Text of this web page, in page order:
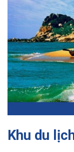
Khu du